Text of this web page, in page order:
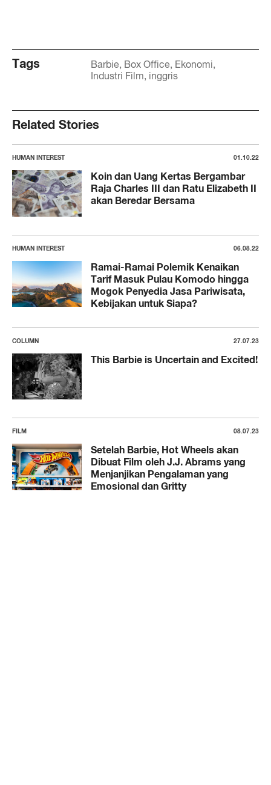
Tags Barbie Box Office Ekonomi
Industri Film inggris
Related Stories
HUMAN INTEREST 01.10.22
Koin dan Uang Kertas Bergambar
Raja Charles III dan Ratu Elizabeth II
akan Beredar Bersama
HUMAN INTEREST 06.08.22
Ramai-Ramai Polemik Kenaikan
Tarif Masuk Pulau Komodo hingga
Mogok Penyedia Jasa Pariwisata,
Kebijakan untuk Siapa?
COLUMN 27.07.23
This Barbie is Uncertain and Excited!
FILM 08.07.23
Setelah Barbie, Hot Wheels akan
Dibuat Film oleh J.J. Abrams yang
Menjanjikan Pengalaman yang
Emosional dan Gritty